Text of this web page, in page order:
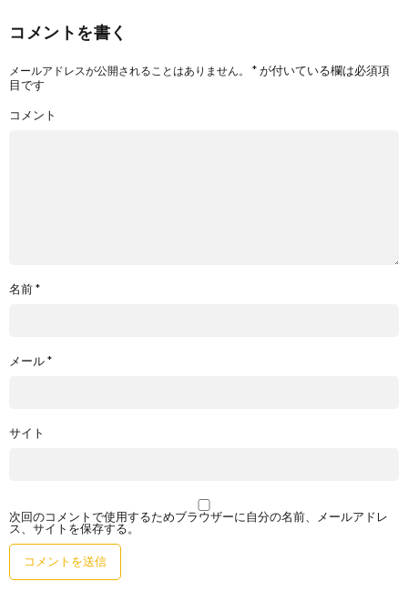
コメントを書く
メールアドレスが公開されることはありません。 *が付いている欄は必須項
目です
コメント
名前*
メール*
サイト
次回のコメントで使用するためブラウザーに自分の名前、メールアドレ
ス、サイトを保存する。